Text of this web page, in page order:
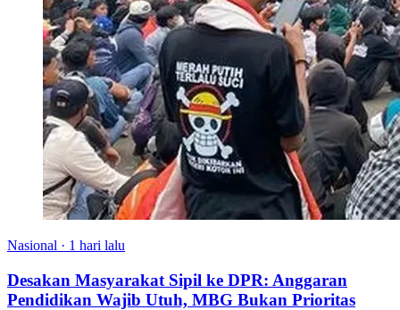
Nasional · 1 hari lalu
Desakan Masyarakat Sipil ke DPR: Anggaran
Pendidikan Wajib Utuh, MBG Bukan Prioritas